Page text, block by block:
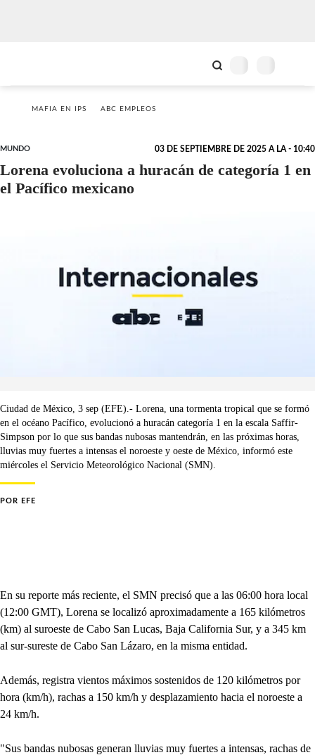
MAFIA EN IPS ABC EMPLEOS
MUNDO 03 DE SEPTIEMBRE DE 2025 A LA - 10:40
Lorena evoluciona a huracán de categoría 1 en
el Pacífico mexicano
Ciudad de México, 3 sep (EFE).- Lorena, una tormenta tropical que se formó
en el océano Pacífico, evolucionó a huracán categoría 1 en la escala Saffir-
Simpson por lo que sus bandas nubosas mantendrán, en las próximas horas,
lluvias muy fuertes a intensas el noroeste y oeste de México, informó este
miércoles el Servicio Meteorológico Nacional (SMN).
POR EFE
En su reporte más reciente, el SMN precisó que a las 06:00 hora local
(12:00 GMT), Lorena se localizó aproximadamente a 165 kilómetros
(km) al suroeste de Cabo San Lucas, Baja California Sur, y a 345 km
al sur-sureste de Cabo San Lázaro, en la misma entidad.
Además, registra vientos máximos sostenidos de 120 kilómetros por
hora (km/h), rachas a 150 km/h y desplazamiento hacia el noroeste a
24 km/h.
"Sus bandas nubosas generan lluvias muy fuertes a intensas, rachas de